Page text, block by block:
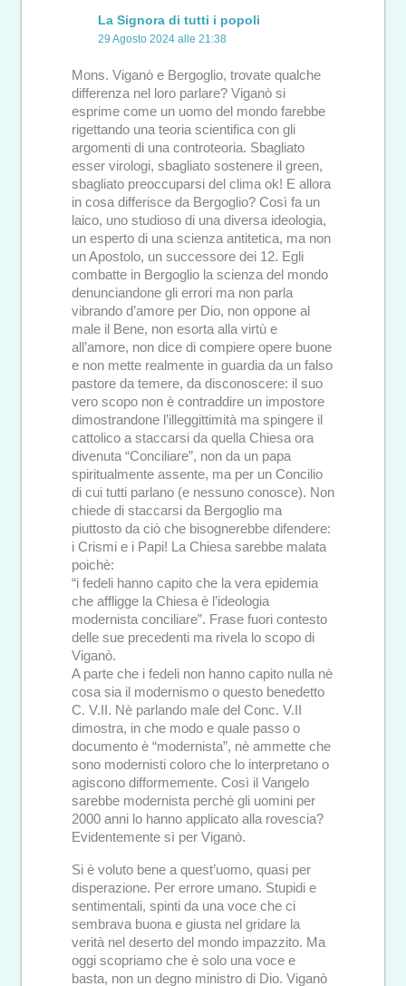
La Signora di tutti i popoli
29 Agosto 2024 alle 21:38
Mons. Viganò e Bergoglio, trovate qualche
differenza nel loro parlare? Viganò si
esprime come un uomo del mondo farebbe
rigettando una teoria scientifica con gli
argomenti di una controteoria. Sbagliato
esser virologi, sbagliato sostenere il green,
sbagliato preoccuparsi del clima ok! E allora
in cosa differisce da Bergoglio? Così fa un
laico, uno studioso di una diversa ideologia,
un esperto di una scienza antitetica, ma non
un Apostolo, un successore dei 12. Egli
combatte in Bergoglio la scienza del mondo
denunciandone gli errori ma non parla
vibrando d’amore per Dio, non oppone al
male il Bene, non esorta alla virtù e
all’amore, non dice di compiere opere buone
e non mette realmente in guardia da un falso
pastore da temere, da disconoscere: il suo
vero scopo non è contraddire un impostore
dimostrandone l’illeggittimità ma spingere il
cattolico a staccarsi da quella Chiesa ora
divenuta “Conciliare”, non da un papa
spiritualmente assente, ma per un Concilio
di cui tutti parlano (e nessuno conosce). Non
chiede di staccarsi da Bergoglio ma
piuttosto da ciò che bisognerebbe difendere:
i Crismi e i Papi! La Chiesa sarebbe malata
poichè:
“i fedeli hanno capito che la vera epidemia
che affligge la Chiesa è l’ideologia
modernista conciliare”. Frase fuori contesto
delle sue precedenti ma rivela lo scopo di
Viganò.
A parte che i fedeli non hanno capito nulla nè
cosa sia il modernismo o questo benedetto
C. V.II. Nè parlando male del Conc. V.II
dimostra, in che modo e quale passo o
documento è “modernista”, nè ammette che
sono modernisti coloro che lo interpretano o
agiscono difformemente. Così il Vangelo
sarebbe modernista perchè gli uomini per
2000 anni lo hanno applicato alla rovescia?
Evidentemente sì per Viganò.
Si è voluto bene a quest’uomo, quasi per
disperazione. Per errore umano. Stupidi e
sentimentali, spinti da una voce che ci
sembrava buona e giusta nel gridare la
verità nel deserto del mondo impazzito. Ma
oggi scopriamo che è solo una voce e
basta, non un degno ministro di Dio. Viganò